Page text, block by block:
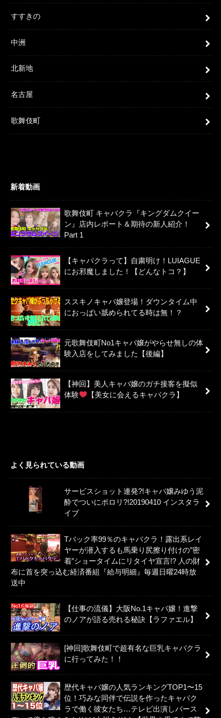
すすきの
中洲
北新地
名古屋
歌舞伎町
新着動画
歌舞伎町 キャバクラ『キングダムクイー
ン』店内レポート＆期待の新人紹介！
Part 1
【キャバクラって】自粛明け！LUIAGUE
にお邪魔しました！【どんなトコ？】
ススキノキャバ嬢登場！ダウンタイム中
におっぱい舐められてる時は無！？
元歌舞伎町No1キャバ嬢がやらせ無しの体
験入店をしてみました【後編】
【神回】美人キャバ嬢のガチ接客を擬似
体験
【美女に会えるキャバクラ】
よく見られている動画
サービスショット連発?!キャバ嬢みゆう泥
酔でついにポロリ?!20190410 インスタラ
イブ
Tバック率99％のキャバクラ！露出系レイ
ヤーが潜入するも馬乗り尻擦り付けの”密
着”ショータイムにリタイヤ宣言!? 人の財
布に首を突っ込む経済番組『給与明細』毎週日曜24時放
送中
【仕事の流儀】大阪No.1キャバ嬢！進撃
のノアが語る売れる秘訣【ラファエル】
[神回]歌舞伎町で超有名な巨乳キャバクラ
に行ってみた！！
歴代キャバ嬢の人気ランキングTOP1〜15
位！巧みな同伴で伝説を作ったキャバク
ラで働く彼女たち…テレビ出演しバース